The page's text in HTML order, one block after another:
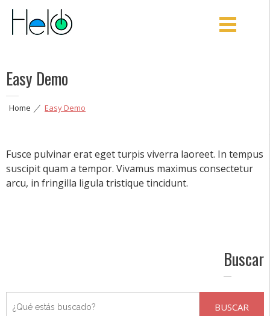
Easy Demo
Home|Easy Demo
Fusce pulvinar erat eget turpis viverra laoreet. In tempus
suscipit quam a tempor. Vivamus maximus consectetur
arcu, in fringilla ligula tristique tincidunt.
Buscar